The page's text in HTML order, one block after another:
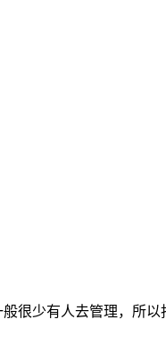
很少有人去管理，所